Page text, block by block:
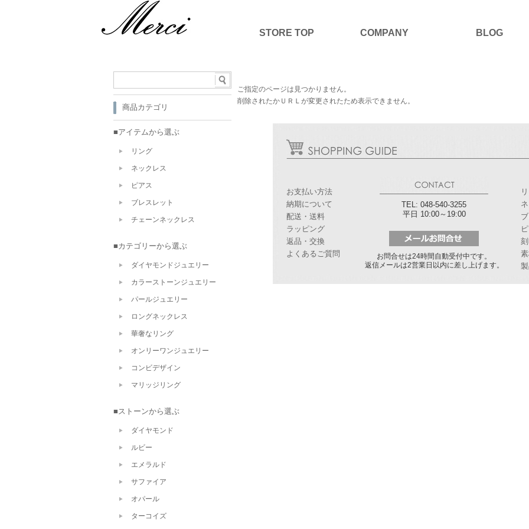
BLOG
COMPANY
STORE TOP
ご指定のページは見つかりません。
削除されたかＵＲＬが変更されたため表示できません。
お支払い方法
納期について
配送・送料
ラッピング
返品・交換
よくあるご質問
TEL: 048-540-3255
平日 10:00～19:00
お問合せは24時間自動受付中です。
返信メールは2営業日以内に差し上げます。
商品カテゴリ
■アイテムから選ぶ
リング
ネックレス
ピアス
ブレスレット
チェーンネックレス
■カテゴリーから選ぶ
ダイヤモンドジュエリー
カラーストーンジュエリー
パールジュエリー
ロングネックレス
華奢なリング
オンリーワンジュエリー
コンビデザイン
マリッジリング
■ストーンから選ぶ
ダイヤモンド
ルビー
エメラルド
サファイア
オパール
ターコイズ